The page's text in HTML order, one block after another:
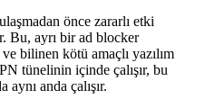
önce zararlı etki
Bu, ayrı bir ad blocker
bilinen kötü amaçlı yazılım
tünelinin içinde çalışır, bu
aynı anda çalışır.